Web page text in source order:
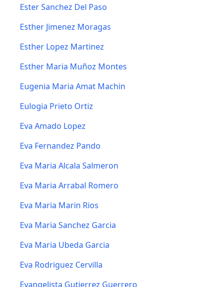
Ester Sanchez Del Paso
Esther Jimenez Moragas
Esther Lopez Martinez
Esther Maria Muñoz Montes
Eugenia Maria Amat Machin
Eulogia Prieto Ortiz
Eva Amado Lopez
Eva Fernandez Pando
Eva Maria Alcala Salmeron
Eva Maria Arrabal Romero
Eva Maria Marin Rios
Eva Maria Sanchez Garcia
Eva Maria Ubeda Garcia
Eva Rodriguez Cervilla
Evangelista Gutierrez Guerrero